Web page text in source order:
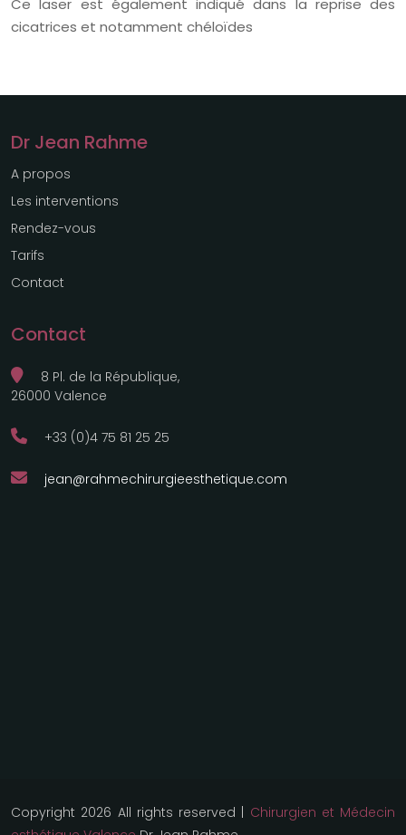
Ce laser est également indiqué dans la reprise des
cicatrices et notamment chéloïdes
Dr Jean Rahme
A propos
Les interventions
Rendez-vous
Tarifs
Contact
Contact
8 Pl. de la République,
26000 Valence
+33 (0)4 75 81 25 25
jean@rahmechirurgieesthetique.com
Copyright 2026 All rights reserved | Chirurgien et Médecin